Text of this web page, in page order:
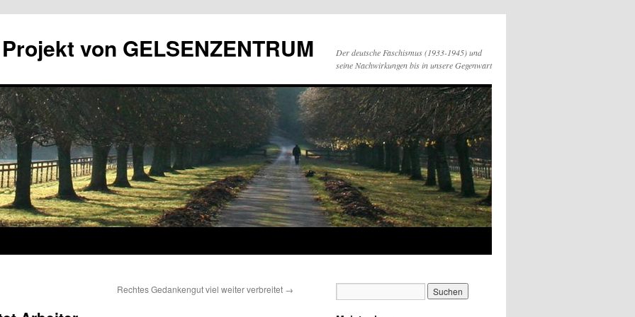
von GELSENZENTRUM
Der deutsche Faschismus (1933-1945) und
seine Nachwirkungen bis in unsere Gegenwart
Rechtes Gedankengut viel weiter verbreitet →